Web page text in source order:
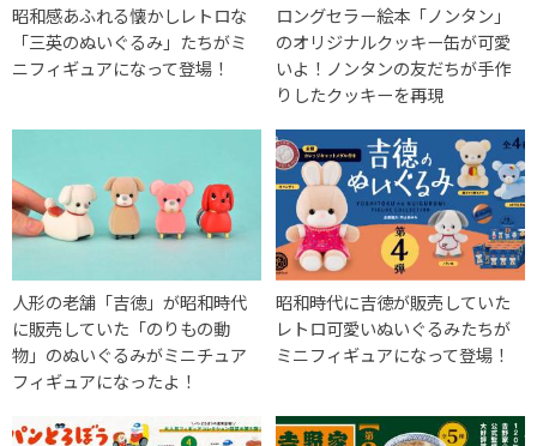
昭和感あふれる懐かしレトロな
「三英のぬいぐるみ」たちがミ
ニフィギュアになって登場！
ロングセラー絵本「ノンタン」
のオリジナルクッキー缶が可愛
いよ！ノンタンの友だちが手作
りしたクッキーを再現
人形の老舗「吉徳」が昭和時代
に販売していた「のりもの動
物」のぬいぐるみがミニチュア
フィギュアになったよ！
昭和時代に吉徳が販売していた
レトロ可愛いぬいぐるみたちが
ミニフィギュアになって登場！